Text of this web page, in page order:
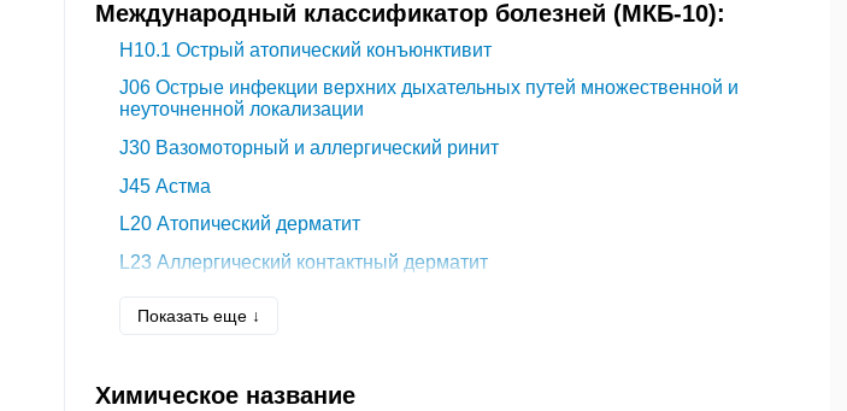
Международный классификатор болезней (МКБ-10):
H10.1 Острый атопический конъюнктивит
J06 Острые инфекции верхних дыхательных путей множественной и
неуточненной локализации
J30 Вазомоторный и аллергический ринит
J45 Астма
L20 Атопический дерматит
L23 Аллергический контактный дерматит
Показать еще ↓
Химическое название